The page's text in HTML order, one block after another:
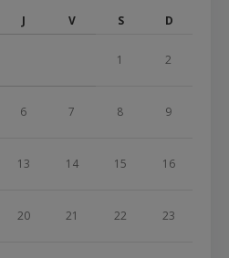
J V S D
1 2
6 7 8 9
13 14 15 16
20 21 22 23